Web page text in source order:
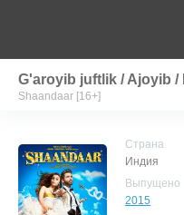
G'aroyib juftlik / Ajoyib /
Shaandaar [16+]
Страна
Индия
Выпущено
2015